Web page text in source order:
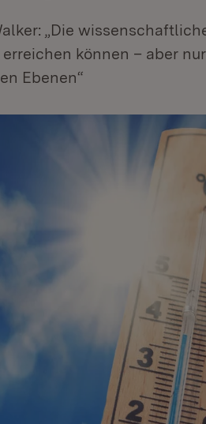
„Die
können – aber
Ebenen“